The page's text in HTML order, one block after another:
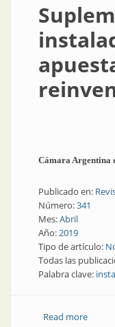
Cámara Argentina
Publicado en:
Número:341
Mes:Abril
Año:2019
Tipo de artículo:
Todas las
Palabra clave:
Read moreabout